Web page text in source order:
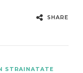
SHARE
STRAINATATE